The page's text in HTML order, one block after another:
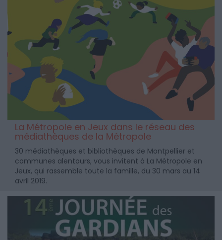
La Métropole en Jeux dans le réseau des
médiathèques de la Métropole
30 médiathèques et bibliothèques de Montpellier et
communes alentours, vous invitent à La Métropole en
Jeux, qui rassemble toute la famille, du 30 mars au 14
avril 2019.